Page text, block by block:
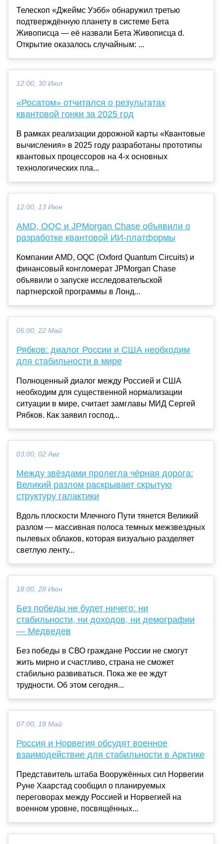
Телескоп «Джеймс Уэбб» обнаружил третью
подтверждённую планету в системе Бета
Живописца — её назвали Бета Живописца d.
Открытие оказалось случайным: ...
12:00, 30 Июл
«Росатом» отчитался о результатах
квантовой гонки за 2025 год
В рамках реализации дорожной карты «Квантовые
вычисления» в 2025 году разработаны прототипы
квантовых процессоров на 4-х основных
технологических пла...
12:00, 13 Июн
AMD, OQC и JPMorgan Chase объявили о
разработке квантовой ИИ-платформы
Компании AMD, OQC (Oxford Quantum Circuits) и
финансовый конгломерат JPMorgan Chase
объявили о запуске исследовательской
партнерской программы в Лонд...
05:00, 22 Май
Рябков: диалог России и США необходим
для стабильности в мире
Полноценный диалог между Россией и США
необходим для существенной нормализации
ситуации в мире, считает замглавы МИД Сергей
Рябков. Как заявил господ...
03:00, 02 Авг
Между звёздами пролегла чёрная дорога:
Великий разлом раскрывает скрытую
структуру галактики
Вдоль плоскости Млечного Пути тянется Великий
разлом — массивная полоса темных межзвездных
пылевых облаков, которая визуально разделяет
светлую ленту...
18:00, 28 Июн
Без победы не будет ничего: ни
стабильности, ни доходов, ни демографии
— Медведев
Без победы в СВО граждане России не смогут
жить мирно и счастливо, страна не сможет
стабильно развиваться. Пока же ее ждут
трудности. Об этом сегодня...
07:00, 18 Май
Россия и Норвегия обсудят военное
взаимодействие для стабильности в Арктике
Представитель штаба Вооружённых сил Норвегии
Руне Хаарстад сообщил о планируемых
переговорах между Россией и Норвегией на
военном уровне, посвящённых...